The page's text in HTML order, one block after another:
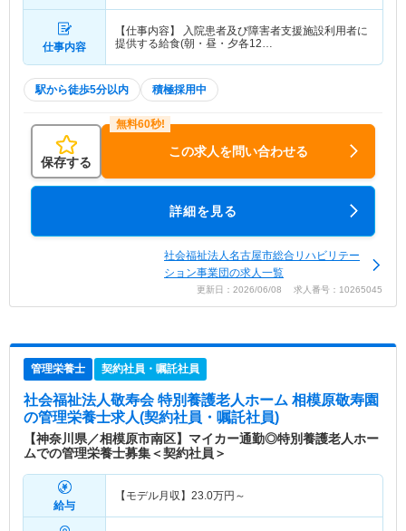
仕事内容
【仕事内容】 入院患者及び障害者支援施設利用者に
提供する給食(朝・昼・夕各12…
駅から徒歩5分以内 積極採用中
保存する
この求人を問い合わせる
詳細を見る
社会福祉法人名古屋市総合リハビリテー
ション事業団の求人一覧
更新日：2026/06/08 求人番号：10265045
管理栄養士 契約社員・嘱託社員
社会福祉法人敬寿会 特別養護老人ホーム 相模原敬寿園
の管理栄養士求人(契約社員・嘱託社員)
【神奈川県／相模原市南区】マイカー通勤◎特別養護老人ホー
ムでの管理栄養士募集＜契約社員＞
給与
【モデル月収】 23.0万円～